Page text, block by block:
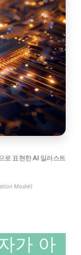
로 표현한 AI 일러스트
Model)
가 아